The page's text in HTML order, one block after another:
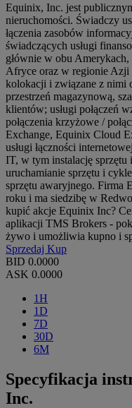
Equinix, Inc. jest
nieruchomości. Świadczy
łączenia zasobów
świadczących usługi
głównie w obu
Afryce oraz w regionie Azji
kolokacji i związane z nimi
przestrzeń magazynową,
klientów; usługi połączeń
połączenia krzyżowe /
Exchange, Equinix Cloud
usługi łączności
IT, w tym instalację
uruchamianie sprzętu i
sprzętu awaryjnego. Firma
roku i ma siedzibę w
kupić akcje Equinix Inc?
aplikacji TMS Brokers -
żywo i umożliwia kupno i
Sprzedaj Kup
BID 0.0000
ASK 0.0000
1H
1D
7D
30D
6M
Specyfikacja
Inc.